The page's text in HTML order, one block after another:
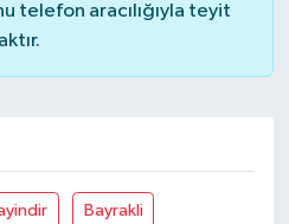
telefon aracılığıyla teyit
Bayrakli